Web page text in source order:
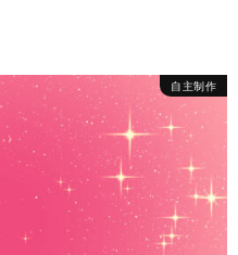
自主制作